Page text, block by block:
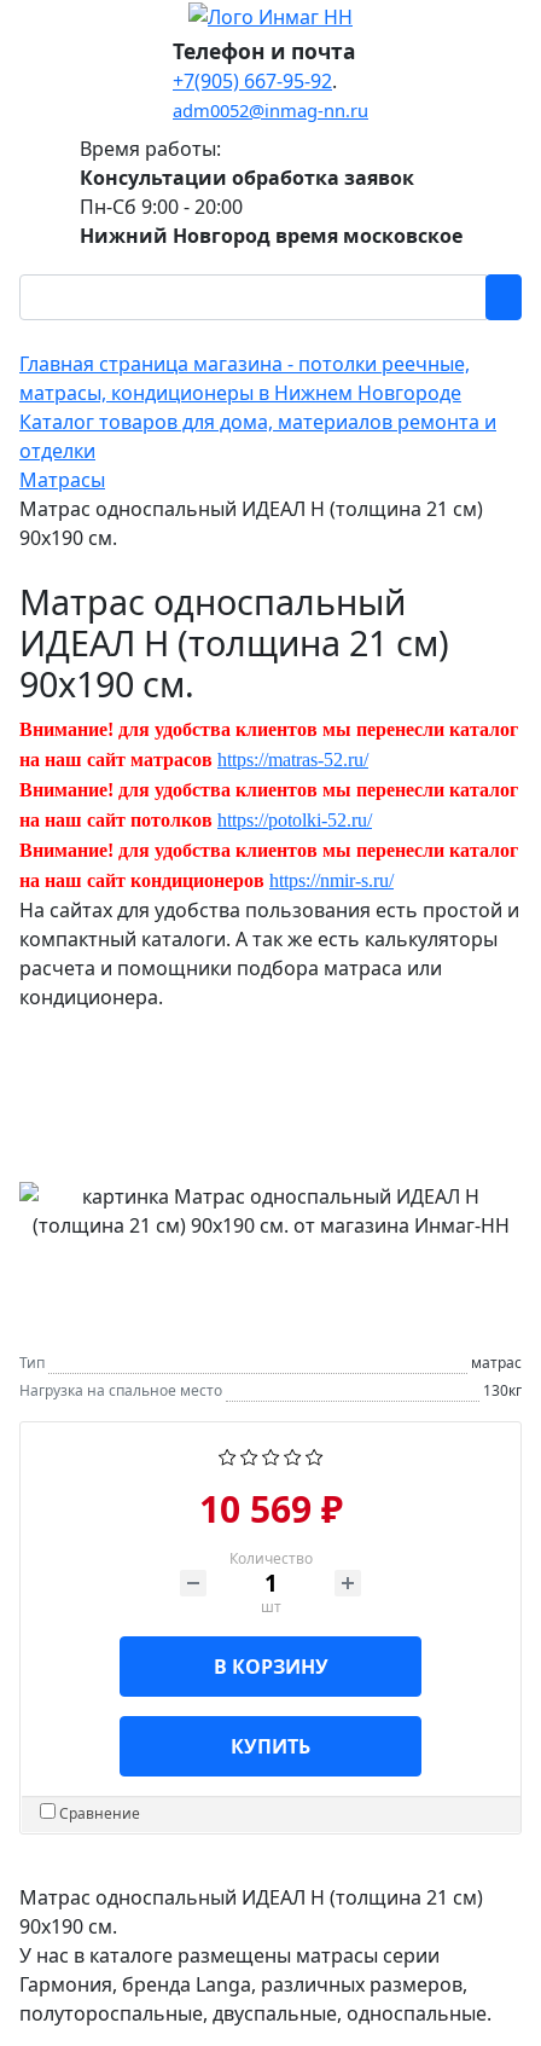
Телефон и почта
+7(905) 667-95-92.
adm0052@inmag-nn.ru
Время работы:
Консультации обработка заявок
Пн-Сб 9:00 - 20:00
Нижний Новгород время московское
Главная страница магазина - потолки реечные,
матрасы, кондиционеры в Нижнем Новгороде
Каталог товаров для дома, материалов ремонта и
отделки
Матрасы
Матрас односпальный ИДЕАЛ Н (толщина 21 см)
90х190 см.
Матрас односпальный
ИДЕАЛ Н (толщина 21 см)
90х190 см.
Внимание! для удобства клиентов мы перенесли каталог
на наш сайт матрасов https://matras-52.ru/
Внимание! для удобства клиентов мы перенесли каталог
на наш сайт потолков https://potolki-52.ru/
Внимание! для удобства клиентов мы перенесли каталог
на наш сайт кондиционеров https://nmir-s.ru/
На сайтах для удобства пользования есть простой и
компактный каталоги. А так же есть калькуляторы
расчета и помощники подбора матраса или
кондиционера.
Тип
матрас
Нагрузка на спальное место
130кг
10 569 ₽
Количество
шт
В КОРЗИНУ
КУПИТЬ
Сравнение
Матрас односпальный ИДЕАЛ Н (толщина 21 см)
90х190 см.
У нас в каталоге размещены матрасы серии
Гармония, бренда Langa, различных размеров,
полутороспальные, двуспальные, односпальные.